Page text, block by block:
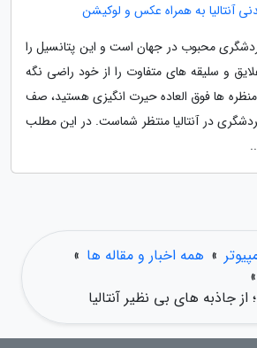
آنتالیا به همراه عکس و لوکیشن
محبوب در جهان است و این پتانسیل را
و سلیقه های متفاوت را از خود راضی نگه
منظره ها فوق العاده حیرت انگیزی هستید، صف
در آنتالیا منتظر شماست. در این مطلب
» همه اخبار و مقاله ها »
»
جاذبه های بی نظیر آنتالیا